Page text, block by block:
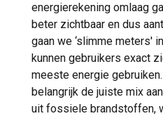
energierekening omlaag
beter zichtbaar en dus
gaan we ‘slimme meters'
kunnen gebruikers exact
meeste energie
belangrijk de juiste mix
uit fossiele brandstoffen,